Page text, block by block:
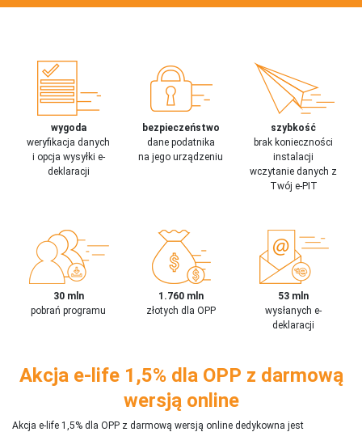
wygoda
weryfikacja danych
i opcja wysyłki e-
deklaracji
bezpieczeństwo
dane podatnika
na jego urządzeniu
szybkość
brak konieczności
instalacji
wczytanie danych z
Twój e-PIT
30 mln
pobrań programu
1.760 mln
złotych dla OPP
53 mln
wysłanych e-
deklaracji
Akcja e-life 1,5% dla OPP z darmową
wersją online
Akcja e-life 1,5% dla OPP z darmową wersją online dedykowna jest